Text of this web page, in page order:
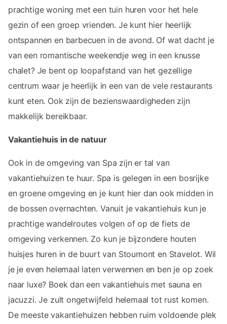
prachtige woning met een tuin huren voor het hele
gezin of een groep vrienden. Je kunt hier heerlijk
ontspannen en barbecuen in de avond. Of wat dacht je
van een romantische weekendje weg in een knusse
chalet? Je bent op loopafstand van het gezellige
centrum waar je heerlijk in een van de vele restaurants
kunt eten. Ook zijn de bezienswaardigheden zijn
makkelijk bereikbaar.
Vakantiehuis in de natuur
Ook in de omgeving van Spa zijn er tal van
vakantiehuizen te huur. Spa is gelegen in een bosrijke
en groene omgeving en je kunt hier dan ook midden in
de bossen overnachten. Vanuit je vakantiehuis kun je
prachtige wandelroutes volgen of op de fiets de
omgeving verkennen. Zo kun je bijzondere houten
huisjes huren in de buurt van Stoumont en Stavelot. Wil
je je even helemaal laten verwennen en ben je op zoek
naar luxe? Boek dan een vakantiehuis met sauna en
jacuzzi. Je zult ongetwijfeld helemaal tot rust komen.
De meeste vakantiehuizen hebben ruim voldoende plek